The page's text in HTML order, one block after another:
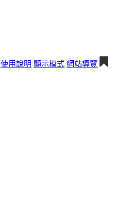
使用說明 顯示模式 網站導覽